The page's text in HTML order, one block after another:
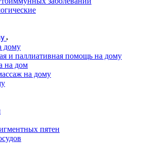
дому
и паллиативная помощь на дому
на дом
на дому
пятен